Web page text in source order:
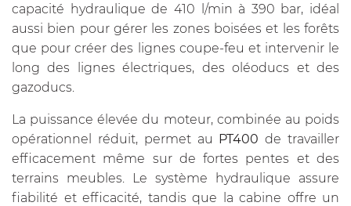
capacité hydraulique de 410 l/min à 390 bar, idéal
aussi bien pour gérer les zones boisées et les forêts
que pour créer des lignes coupe-feu et intervenir le
long des lignes électriques, des oléoducs et des
gazoducs.
La puissance élevée du moteur, combinée au poids
opérationnel réduit, permet au PT400 de travailler
efficacement même sur de fortes pentes et des
terrains meubles. Le système hydraulique assure
fiabilité et efficacité, tandis que la cabine offre un